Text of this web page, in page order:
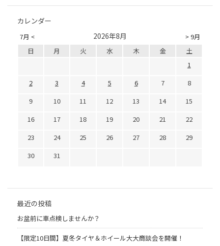
カレンダー
7月 < > 9月
2026年8月
日 月 火 水 木 金
土
1
2
3 4 5 6 7
8
9
10 11 12 13 14
15
16
17 18 19 20 21
22
23
24 25 26 27 28
29
30
31
最近の投稿
お盆前に車点検しませんか？
【限定10日間】夏冬タイヤ＆ホイール大大商談会を開催！